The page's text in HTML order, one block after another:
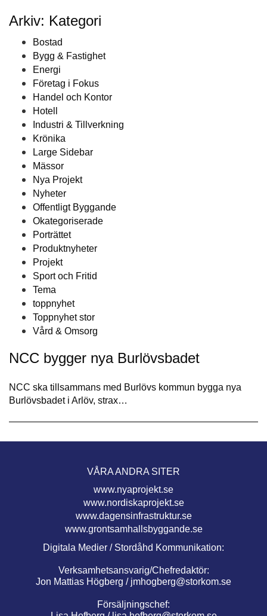
Arkiv: Kategori
Bostad
Bygg & Fastighet
Energi
Företag i Fokus
Handel och Kontor
Hotell
Industri & Tillverkning
Krönika
Large Sidebar
Mässor
Nya Projekt
Nyheter
Offentligt Byggande
Okategoriserade
Porträttet
Produktnyheter
Projekt
Sport och Fritid
Tema
toppnyhet
Toppnyhet stor
Vård & Omsorg
NCC bygger nya Burlövsbadet
NCC ska tillsammans med Burlövs kommun bygga nya
Burlövsbadet i Arlöv, strax…
VÅRA ANDRA SITER
www.nyaprojekt.se
www.nordiskaprojekt.se
www.dagensinfrastruktur.se
www.grontsamhallsbyggande.se
Digitala Medier / Stordåhd Kommunikation:
Verksamhetsansvarig/Chefredaktör:
Jon Mattias Högberg / jmhogberg@storkom.se
Försäljningschef: